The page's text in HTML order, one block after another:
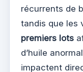
récurrents de
tandis que les
premiers lots
d’huile
impactent